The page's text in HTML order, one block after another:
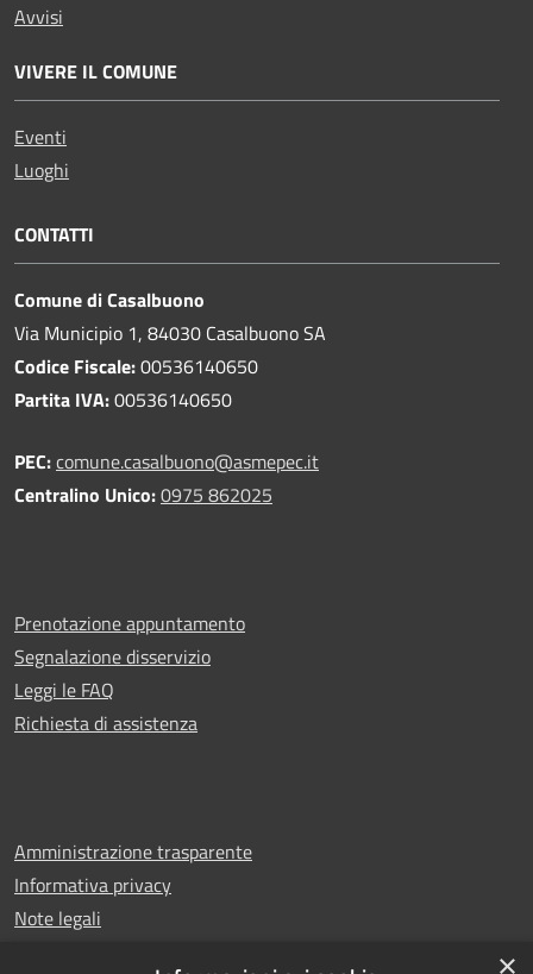
Avvisi
VIVERE IL COMUNE
Eventi
Luoghi
CONTATTI
Comune di Casalbuono
Via Municipio 1, 84030 Casalbuono SA
Codice Fiscale:00536140650
Partita IVA:00536140650
PEC:comune.casalbuono@asmepec.it
Centralino Unico:0975 862025
Prenotazione appuntamento
Segnalazione disservizio
Leggi le FAQ
Richiesta di assistenza
Amministrazione trasparente
Informativa privacy
Note legali
×